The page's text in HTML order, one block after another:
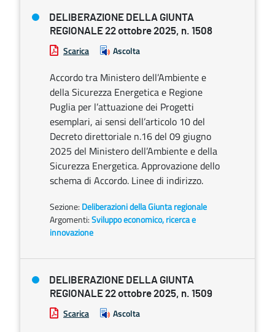
DELIBERAZIONE DELLA GIUNTA
REGIONALE 22 ottobre 2025, n. 1508
Scarica Ascolta
Accordo tra Ministero dell’Ambiente e
della Sicurezza Energetica e Regione
Puglia per l’attuazione dei Progetti
esemplari, ai sensi dell’articolo 10 del
Decreto direttoriale n.16 del 09 giugno
2025 del Ministero dell’Ambiente e della
Sicurezza Energetica. Approvazione dello
schema di Accordo. Linee di indirizzo.
Sezione: Deliberazioni della Giunta regionale
Argomenti:Sviluppo economico, ricerca e
innovazione
DELIBERAZIONE DELLA GIUNTA
REGIONALE 22 ottobre 2025, n. 1509
Scarica Ascolta